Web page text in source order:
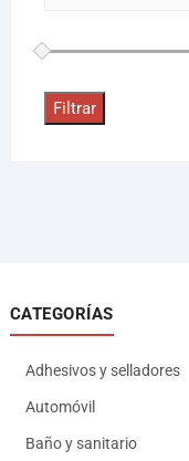
Filtrar
CATEGORÍAS
Adhesivos y selladores
Automóvil
Baño y sanitario